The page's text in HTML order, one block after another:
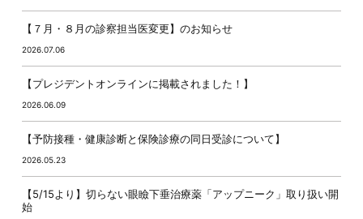
【７月・８月の診察担当医変更】のお知らせ
2026.07.06
【プレジデントオンラインに掲載されました！】
2026.06.09
【予防接種・健康診断と保険診療の同日受診について】
2026.05.23
【5/15より】切らない眼瞼下垂治療薬「アップニーク」取り扱い開
始